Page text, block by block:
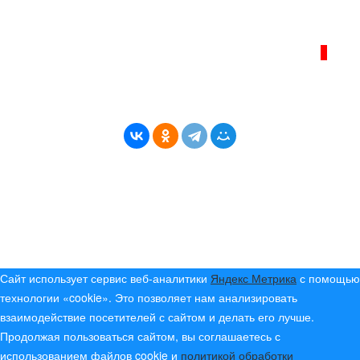
Сайт использует сервис веб-аналитики Яндекс Метрика с помощью
технологии «cookie». Это позволяет нам анализировать
взаимодействие посетителей с сайтом и делать его лучше.
Продолжая пользоваться сайтом, вы соглашаетесь с
использованием файлов cookie и политикой обработки